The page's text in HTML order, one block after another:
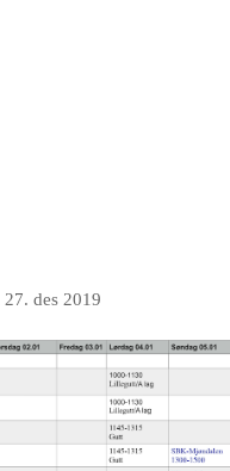
27. des 2019